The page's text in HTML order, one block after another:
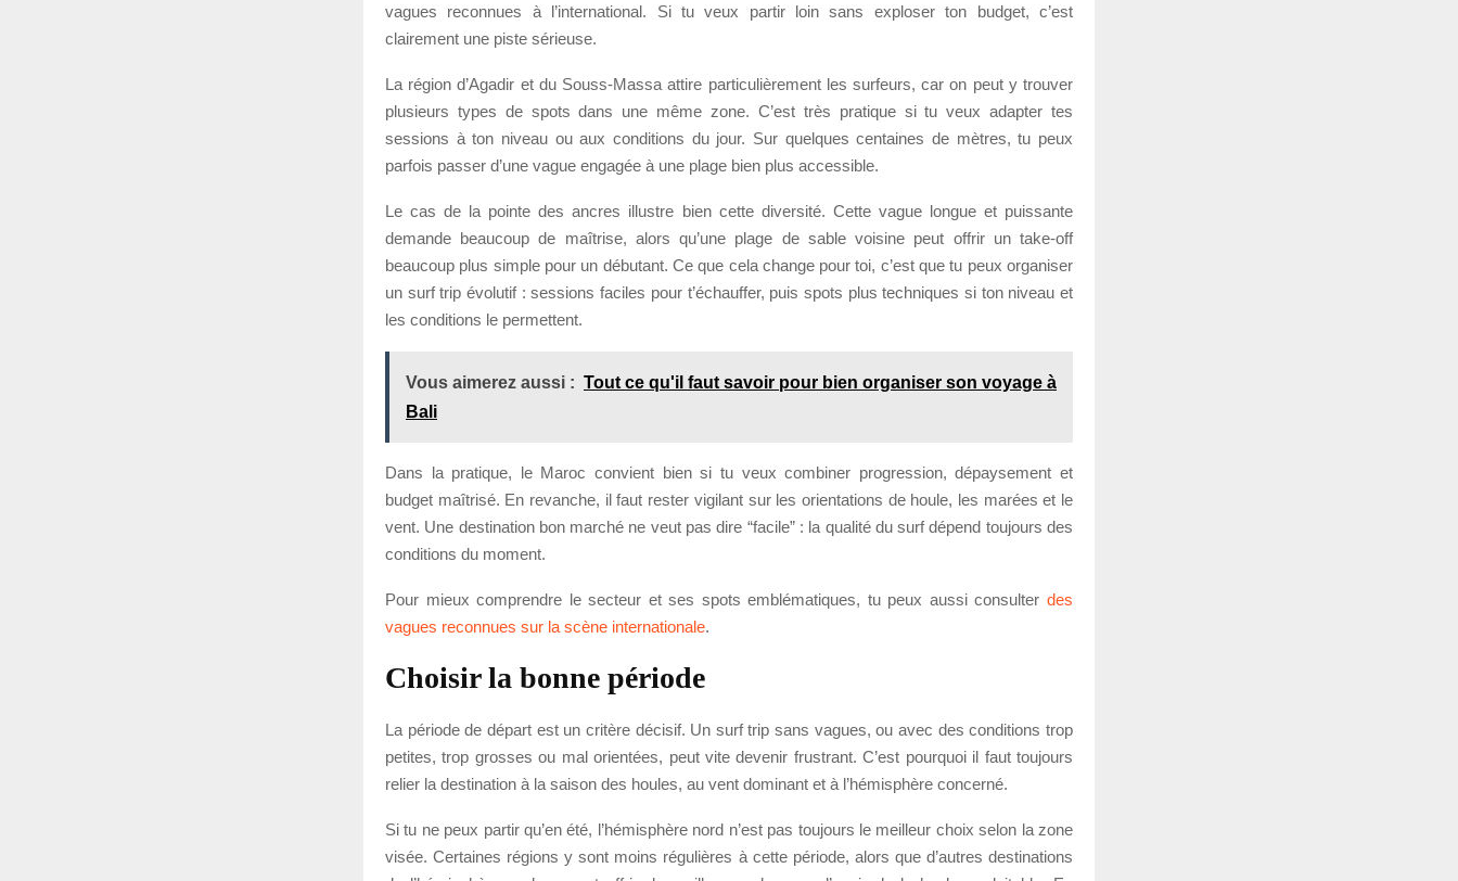
vagues reconnues à l’international. Si tu veux partir loin sans exploser ton budget, c’est
clairement une piste sérieuse.
La région d’Agadir et du Souss-Massa attire particulièrement les surfeurs, car on peut y trouver
plusieurs types de spots dans une même zone. C’est très pratique si tu veux adapter tes
sessions à ton niveau ou aux conditions du jour. Sur quelques centaines de mètres, tu peux
parfois passer d’une vague engagée à une plage bien plus accessible.
Le cas de la pointe des ancres illustre bien cette diversité. Cette vague longue et puissante
demande beaucoup de maîtrise, alors qu’une plage de sable voisine peut offrir un take-off
beaucoup plus simple pour un débutant. Ce que cela change pour toi, c’est que tu peux organiser
un surf trip évolutif : sessions faciles pour t’échauffer, puis spots plus techniques si ton niveau et
les conditions le permettent.
Vous aimerez aussi : Tout ce qu'il faut savoir pour bien organiser son voyage à
Bali
Dans la pratique, le Maroc convient bien si tu veux combiner progression, dépaysement et
budget maîtrisé. En revanche, il faut rester vigilant sur les orientations de houle, les marées et le
vent. Une destination bon marché ne veut pas dire “facile” : la qualité du surf dépend toujours des
conditions du moment.
Pour mieux comprendre le secteur et ses spots emblématiques, tu peux aussi consulter des
vagues reconnues sur la scène internationale.
Choisir la bonne période
La période de départ est un critère décisif. Un surf trip sans vagues, ou avec des conditions trop
petites, trop grosses ou mal orientées, peut vite devenir frustrant. C’est pourquoi il faut toujours
relier la destination à la saison des houles, au vent dominant et à l’hémisphère concerné.
Si tu ne peux partir qu’en été, l’hémisphère nord n’est pas toujours le meilleur choix selon la zone
visée. Certaines régions y sont moins régulières à cette période, alors que d’autres destinations